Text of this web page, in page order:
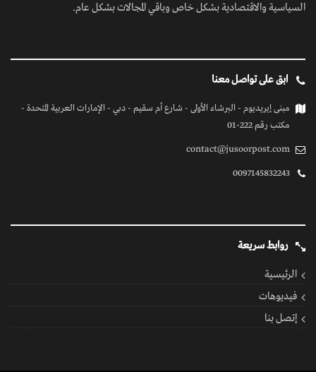
السياسية والاقتصادية بشكل خاص وباقي المجالات بشكل عام.
ابق على تواصل معنا
مبنى إيريديوم - البرشاء الأولى - شارع أم سقيم - دبي - الإمارات العربية المتحدة -
مكتب رقم 222-01
contact@jusoorpost.com
0097145832243
روابط سريعة
الرئيسية
فيديوهات
إتصل بنا